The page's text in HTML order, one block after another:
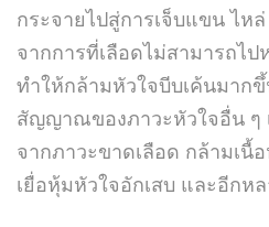
กระจายไปสู่การเจ็บแขน ไห
จากการที่เลือดไม่สามารถไป
ทำให้กล้ามหัวใจบีบเค้นมาก
สัญญาณของภาวะหัวใจอื่น ๆ
จากภาวะขาดเลือด กล้ามเนื้
เยื่อหุ้มหัวใจอักเสบ และอีกห